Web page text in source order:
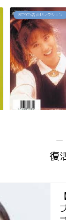
80`90's名曲セレクション
―
復